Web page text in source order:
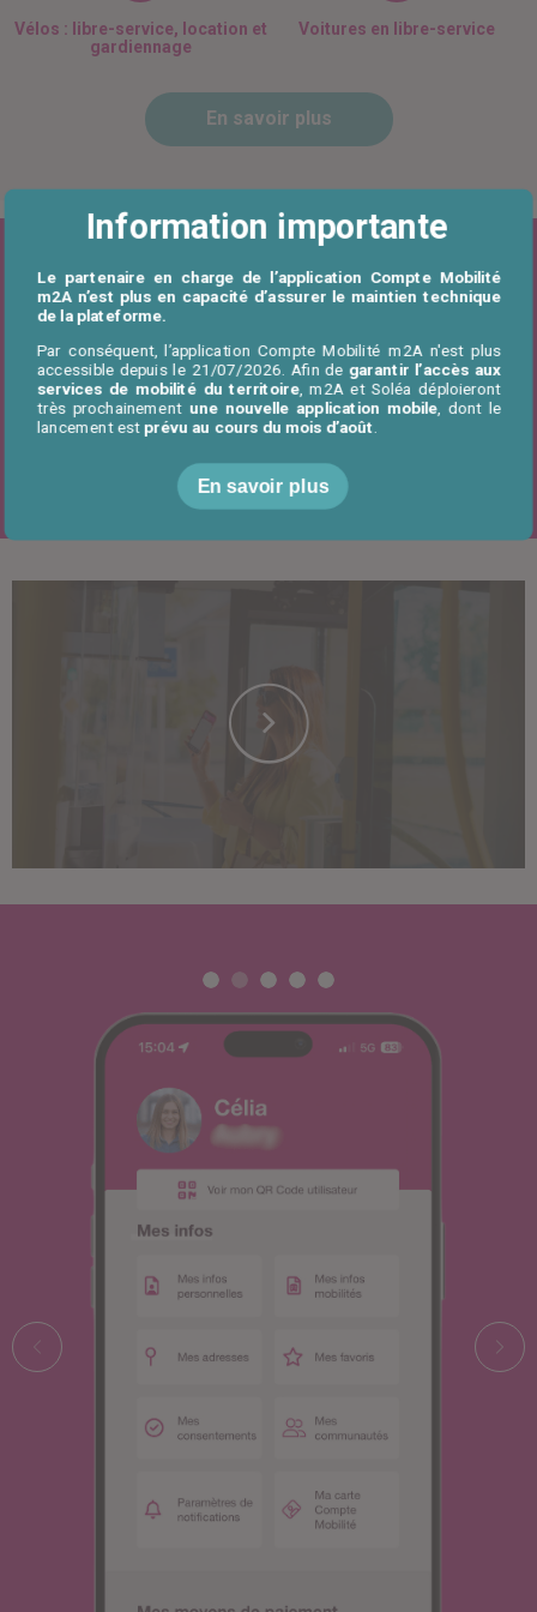
Vélos : libre-service, location et
gardiennage
Voitures en libre-service
En savoir plus
Dernière actualité
Application Compte Mobilité
m2A : information importante
En savoir plus
Le partenaire en charge de l’application Compte Mobilité
m2A n’est plus en capacité d’assurer le maintien technique
de la plateforme.
Par conséquent, l’application Compte Mobilité m2A n'est plus
accessible depuis le 21/07/2026. Afin de garantir l’accès aux
services de mobilité du territoire, m2A et Soléa déploieront
très prochainement une nouvelle application mobile , dont le
lancement estprévu au cours du mois d’août
Information importante